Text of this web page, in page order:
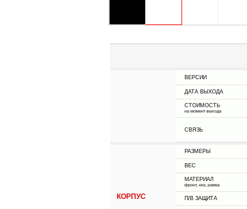
ВЕРСИИ
ДАТА ВЫХОДА
СТОИМОСТЬ
на момент выхода
СВЯЗЬ
КОРПУС
РАЗМЕРЫ
ВЕС
МАТЕРИАЛ
фронт, низ, рамка
П/В ЗАЩИТА